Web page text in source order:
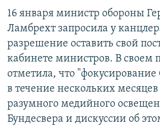
16 января министр обороны
Ламбрехт запросила у
разрешение оставить свой
кабинете министров. В своем
отметила, что
в течение нескольких
разумного медийного
Бундесвера и дискуссии об